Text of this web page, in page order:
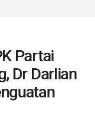
Partai
Dr Darlian